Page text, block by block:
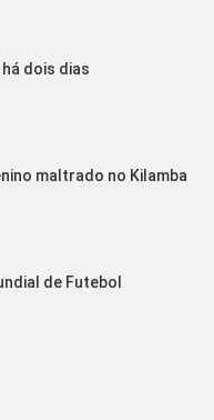
há dois dias
maltrado no Kilamba
de Futebol